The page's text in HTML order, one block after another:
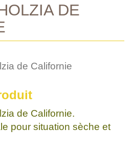
DE
de Californie
de Californie.
pour situation sèche et